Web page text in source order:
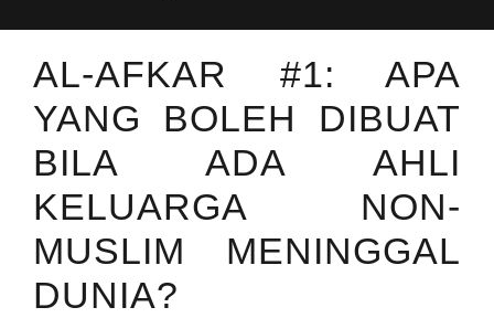
AL-AFKAR #1: APA
YANG BOLEH DIBUAT
BILA ADA AHLI
KELUARGA NON-
MUSLIM MENINGGAL
DUNIA?